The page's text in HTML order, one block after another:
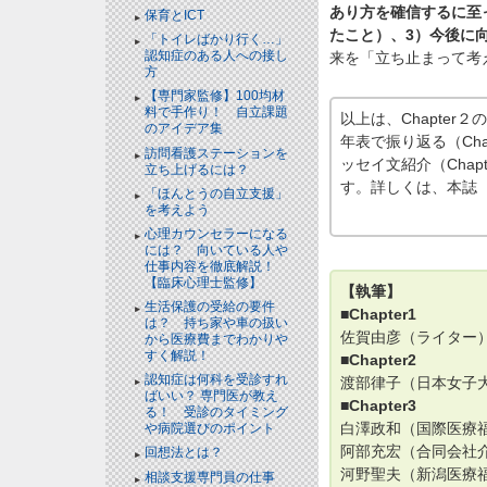
保育とICT
「トイレばかり行く…」
認知症のある人への接し
方
【専門家監修】100均材
料で手作り！ 自立課題
のアイデア集
訪問看護ステーションを
立ち上げるには？
「ほんとうの自立支援」
を考えよう
心理カウンセラーになる
には？ 向いている人や
仕事内容を徹底解説！
【臨床心理士監修】
生活保護の受給の要件
は？ 持ち家や車の扱い
から医療費までわかりや
すく解説！
認知症は何科を受診すれ
ばいい？ 専門医が教え
る！ 受診のタイミング
や病院選びのポイント
回想法とは？
相談支援専門員の仕事
あり方を確信するに
たこと）、3）今後に
来を「立ち止まって
以上は、Chapter２
年表で振り返る（
ッセイ文紹介（
す。詳しくは、本誌
【執筆】
■Chapter1
佐賀由彦（ライター
■Chapter2
渡部律子（日本女子
■Chapter3
白澤政和（国際医療
阿部充宏（合同会社
河野聖夫（新潟医療